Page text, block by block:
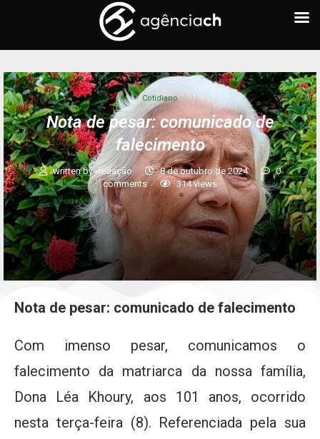
Cotidiano
Nota de pesar: comunicado de
falecimento
written byRedação 8 de outubro de 2024
0
comments
314views
Nota de pesar: comunicado de falecimento
Com imenso pesar, comunicamos o
falecimento da matriarca da nossa família,
Dona Léa Khoury, aos 101 anos, ocorrido
nesta terça-feira (8). Referenciada pela sua